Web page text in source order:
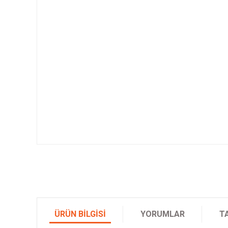
ÜRÜN BILGISI YORUMLAR